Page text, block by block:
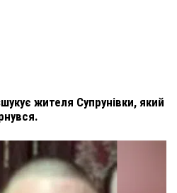
жителя Супрунівки, який